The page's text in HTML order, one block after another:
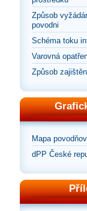
Způsob
povodni
Schéma toku
Varovná
Způsob
Mapa
dPP České